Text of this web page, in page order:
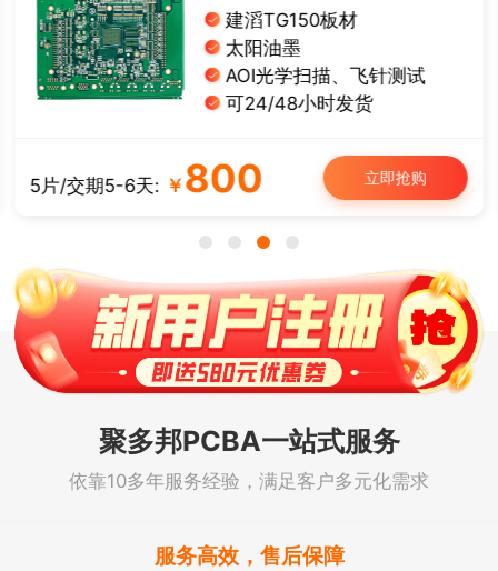
建滔TG150板材
太阳油墨
AOI光学扫描、飞针测试
可24/48小时发货
5片/交期5-6天: ￥ 800 立即抢购
聚多邦PCBA一站式服务
依靠10多年服务经验，满足客户多元化需求
服务高效，售后保障